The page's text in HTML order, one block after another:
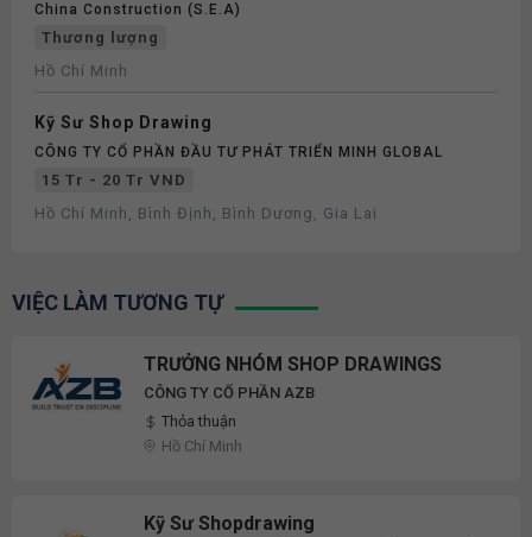
China Construction (S.e.a)
Thương lượng
Hồ Chí Minh
Kỹ Sư Shop Drawing
CÔNG TY CỔ PHẦN ĐẦU TƯ PHÁT TRIỂN MINH GLOBAL
15 Tr - 20 Tr VND
Hồ Chí Minh, Bình Định, Bình Dương, Gia Lai
VIỆC LÀM TƯƠNG TỰ
TRƯỞNG NHÓM SHOP DRAWINGS
CÔNG TY CỔ PHẦN AZB
Thỏa thuận
Hồ Chí Minh
Kỹ Sư Shopdrawing